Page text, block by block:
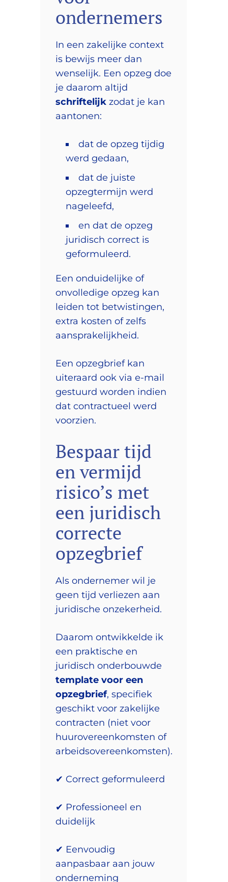
ondernemers
In een zakelijke context
is bewijs meer dan
wenselijk. Een opzeg doe
je daarom altijd
schriftelijk zodat je kan
aantonen:
dat de opzeg tijdig
werd gedaan,
dat de juiste
opzegtermijn werd
nageleefd,
en dat de opzeg
juridisch correct is
geformuleerd.
Een onduidelijke of
onvolledige opzeg kan
leiden tot betwistingen,
extra kosten of zelfs
aansprakelijkheid.
Een opzegbrief kan
uiteraard ook via e-mail
gestuurd worden indien
dat contractueel werd
voorzien.
Bespaar tijd
en vermijd
risico’s met
een juridisch
correcte
opzegbrief
Als ondernemer wil je
geen tijd verliezen aan
juridische onzekerheid.
Daarom ontwikkelde ik
een praktische en
juridisch onderbouwde
template voor een
opzegbrief, specifiek
geschikt voor zakelijke
contracten (niet voor
huurovereenkomsten of
arbeidsovereenkomsten).
✔ Correct geformuleerd
✔ Professioneel en
duidelijk
✔ Eenvoudig
aanpasbaar aan jouw
onderneming